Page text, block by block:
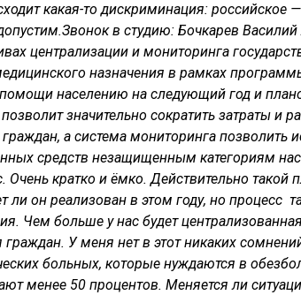
какая-то дискриминация: российское
Звонок в студию: Бочкарев
централизации и мониторинга
назначения в рамках
населению на следующий год и
значительно сократить затраты и
граждан, а система мониторинга
средств незащищенным категориям
Очень кратко и ёмко. Действительно такой
ли он реализован в этом году, но процесс
Чем больше у нас будет
У меня нет в этот никаких
больных, которые нуждаются в
менее 50 процентов. Меняется ли